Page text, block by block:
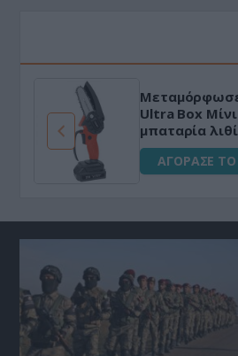
Ultra Box
μπαταρία
ΑΓΟΡΑΣΕ ΤΟ